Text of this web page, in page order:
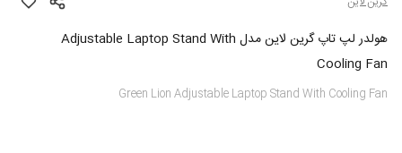
هولدر لپ تاپ گرین لاین مدل Adjustable Laptop Stand With
Cooling Fan
Green Lion Adjustable Laptop Stand With Cooling Fan